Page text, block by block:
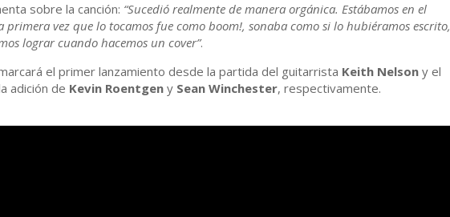
sobre la canción: “Sucedió realmente de manera orgánica. Estábamos en el
primera vez que lo tocamos fue como boom!, sonaba como si lo hubiéramos escrito,
lograr cuando hacemos un cover”.
el primer lanzamiento desde la partida del guitarrista Keith Nelson y el
adición de Kevin Roentgen y Sean Winchester, respectivamente.